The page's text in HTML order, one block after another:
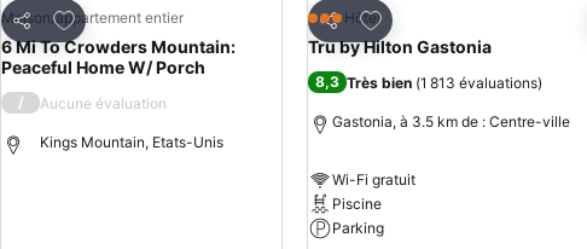
Partager
Ajouter à mes favoris
Maison/appartement entier
6 Mi To Crowders Mountain:
Peaceful Home W/ Porch
/ Aucune évaluation
Kings Mountain, Etats-Unis
Partager
Ajouter à mes favoris
3 ÉtoilesHôtel
Tru by Hilton Gastonia
8,3 Très bien (1 813 évaluations)
Gastonia, à 3.5 km de : Centre-ville
Wi-Fi gratuit
Piscine
Parking